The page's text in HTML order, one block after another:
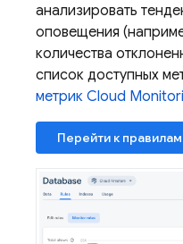
анализировать
оповещения
количества
список доступных
метрик Cloud
Перейти к правилам